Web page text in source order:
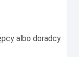
albo doradcy.